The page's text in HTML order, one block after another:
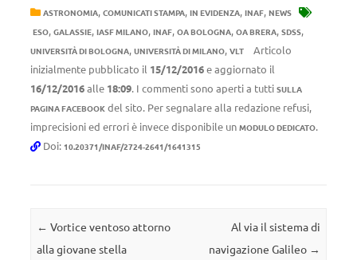
ASTRONOMIA, COMUNICATI STAMPA, IN EVIDENZA, INAF, NEWS
ESO, GALASSIE, IASF MILANO, INAF, OA BOLOGNA, OA BRERA, SDSS,
UNIVERSITÀ DI BOLOGNA, UNIVERSITÀ DI MILANO, VLT
Articolo
inizialmente pubblicato il 15/12/2016e aggiornato il
16/12/2016alle 18:09. I commenti sono aperti a tutti SULLA
PAGINA FACEBOOK del sito. Per segnalare alla redazione refusi,
imprecisioni ed errori è invece disponibile un MODULO DEDICATO.
Doi: 10.20371/INAF/2724-2641/1641315
Navigazione articolo
← Vortice ventoso attorno
alla giovane stella
Al via il sistema di
navigazione Galileo →